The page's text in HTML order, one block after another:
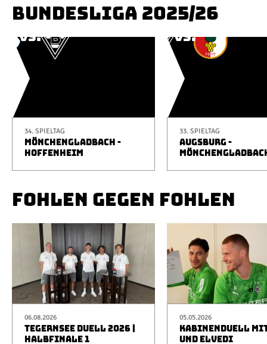
BUNDESLIGA 2025/26
34. SPIELTAG
MÖNCHENGLADBACH -
HOFFENHEIM
33. SPIELTAG
AUGSBURG -
FOHLEN GEGEN FOHLEN
06.08.2026
TEGERNSEE DUELL 2026 |
HALBFINALE 1
05.05.2026
KABINENDUELL
UND ELVEDI